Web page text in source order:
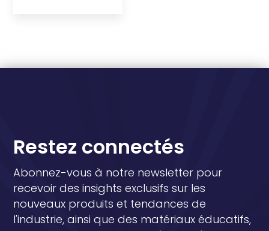
Restez connectés
Abonnez-vous à notre newsletter pour
recevoir des insights exclusifs sur les
nouveaux produits et tendances de
l'industrie, ainsi que des matériaux éducatifs,